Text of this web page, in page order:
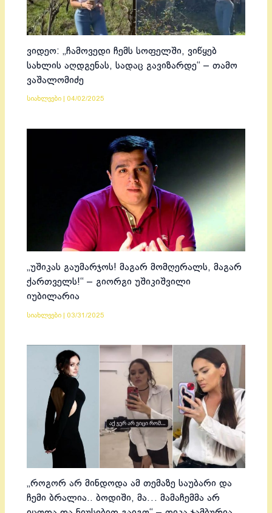
ვიდეო: „ჩამოვედი ჩემს სოფელში, ვიწყებ
სახლის აღდგენას, სადაც გავიზარდე“ – თამო
ვაშალომიძე
სიახლეები 04/02/2025
„უშიკას გაუმარჯოს! მაგარ მომღერალს, მაგარ
ქართველს!“ – გიორგი უშიკიშვილი
იუბილარია
სიახლეები 03/31/2025
„როგორ არ მინდოდა ამ თემაზე საუბარი და
ჩემი ბრალია.. ბოდიში, მა… მამაჩემმა არ